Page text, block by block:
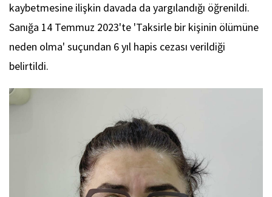
kaybetmesine ilişkin davada da yargılandığı öğrenildi.
Sanığa 14 Temmuz 2023'te 'Taksirle bir kişinin ölümüne
neden olma' suçundan 6 yıl hapis cezası verildiği
belirtildi.